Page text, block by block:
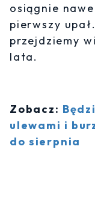
osiągnie
pierwszy
przejdziemy
lata.
Zobacz:
ulewami i
do sierpnia